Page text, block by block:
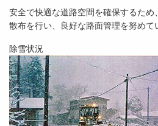
安全で快適な道路空間を確保するため
散布を行い、良好な路面管理を努めて
除雪状況